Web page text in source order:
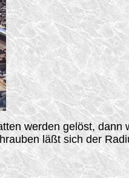
werden gelöst, dann
läßt sich der